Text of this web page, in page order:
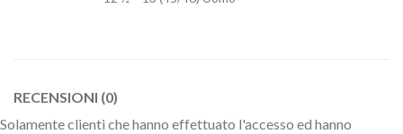
RECENSIONI (0)
Solamente clienti che hanno effettuato l'accesso ed hanno